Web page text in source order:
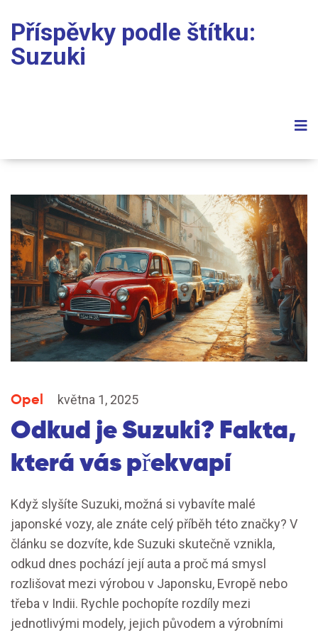
Příspěvky podle štítku:
Suzuki
Opel května 1, 2025
Odkud je Suzuki? Fakta,
která vás překvapí
Když slyšíte Suzuki, možná si vybavíte malé
japonské vozy, ale znáte celý příběh této značky? V
článku se dozvíte, kde Suzuki skutečně vznikla,
odkud dnes pochází její auta a proč má smysl
rozlišovat mezi výrobou v Japonsku, Evropě nebo
třeba v Indii. Rychle pochopíte rozdíly mezi
jednotlivými modely, jejich původem a výrobními